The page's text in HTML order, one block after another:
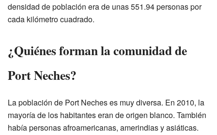
densidad de población era de unas 551.94 personas por
cada kilómetro cuadrado.
¿Quiénes forman la comunidad de
Port Neches?
La población de Port Neches es muy diversa. En 2010, la
mayoría de los habitantes eran de origen blanco. También
había personas afroamericanas, amerindias y asiáticas.